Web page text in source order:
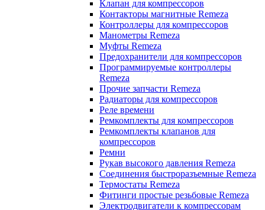
Клапан для компрессоров
Контакторы магнитные Remeza
Контроллеры для компрессоров
Манометры Remeza
Муфты Remeza
Предохранители для компрессоров
Программируемые контроллеры
Remeza
Прочие запчасти Remeza
Радиаторы для компрессоров
Реле времени
Ремкомплекты для компрессоров
Ремкомплекты клапанов для
компрессоров
Ремни
Рукав высокого давления Remeza
Соединения быстроразъемные Remeza
Термостаты Remeza
Фитинги простые резьбовые Remeza
Электродвигатели к компрессорам